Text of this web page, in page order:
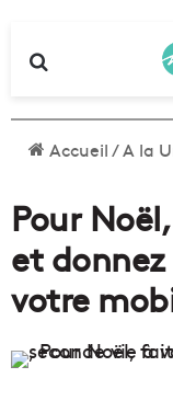
Accueil/A la
Pour
et
votre